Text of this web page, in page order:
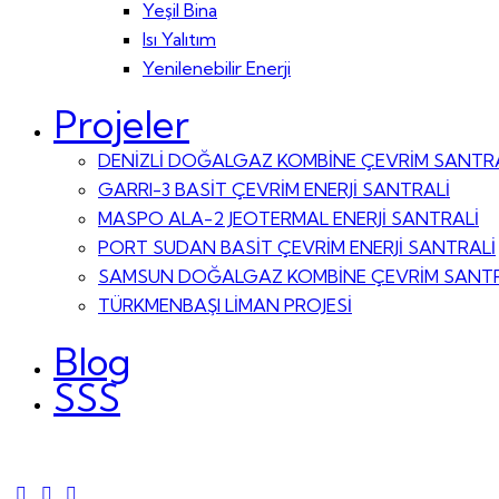
Yeşil Bina
Isı Yalıtım
Yenilenebilir Enerji
Projeler
DENİZLİ DOĞALGAZ KOMBİNE ÇEVRİM
GARRI-3 BASİT ÇEVRİM ENERJİ SANTRALİ
MASPO ALA-2 JEOTERMAL ENERJİ SANTRALİ
PORT SUDAN BASİT ÇEVRİM ENERJİ SANTRALİ
SAMSUN DOĞALGAZ KOMBİNE ÇEVRİM
TÜRKMENBAŞI LİMAN PROJESİ
Blog
SSS